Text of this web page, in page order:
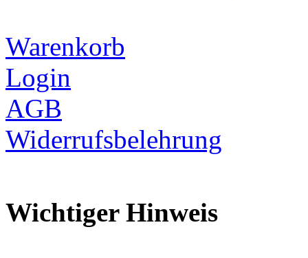
Warenkorb
Login
AGB
Widerrufsbelehrung
Wichtiger Hinweis